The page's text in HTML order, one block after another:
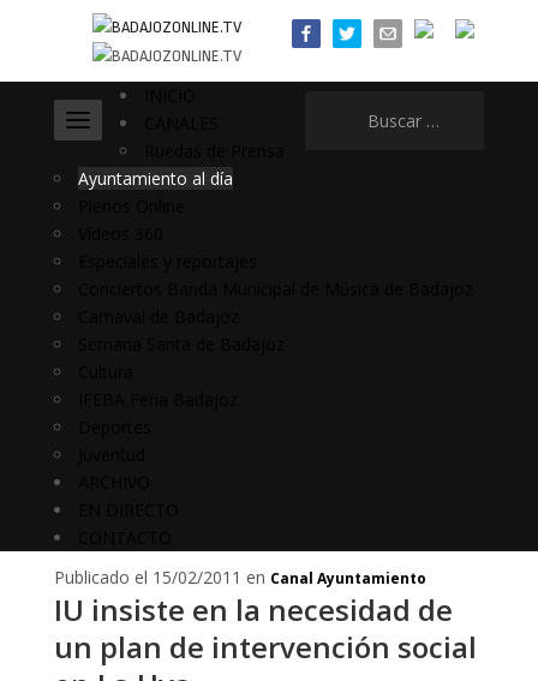
Ayuntamiento al día
Publicado el 15/02/2011 en Canal Ayuntamiento
IU insiste en la necesidad de
un plan de intervención social